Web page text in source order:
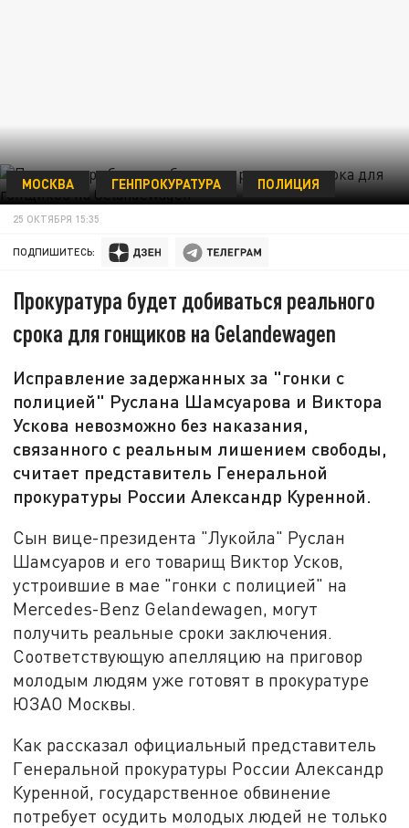
МОСКВА ГЕНПРОКУРАТУРА ПОЛИЦИЯ
25 ОКТЯБРЯ 15:35
ПОДПИШИТЕСЬ:
Прокуратура будет добиваться реального
срока для гонщиков на Gelandewagen
Исправление задержанных за "гонки с
полицией" Руслана Шамсуарова и Виктора
Ускова невозможно без наказания,
связанного с реальным лишением свободы,
считает представитель Генеральной
прокуратуры России Александр Куренной.
Сын вице-президента "Лукойла" Руслан
Шамсуаров и его товарищ Виктор Усков,
устроившие в мае "гонки с полицией" на
Mercedes-Benz Gelandewagen, могут
получить реальные сроки заключения.
Соответствующую апелляцию на приговор
молодым людям уже готовят в прокуратуре
ЮЗАО Москвы.
Как рассказал официальный представитель
Генеральной прокуратуры России Александр
Куренной, государственное обвинение
потребует осудить молодых людей не только